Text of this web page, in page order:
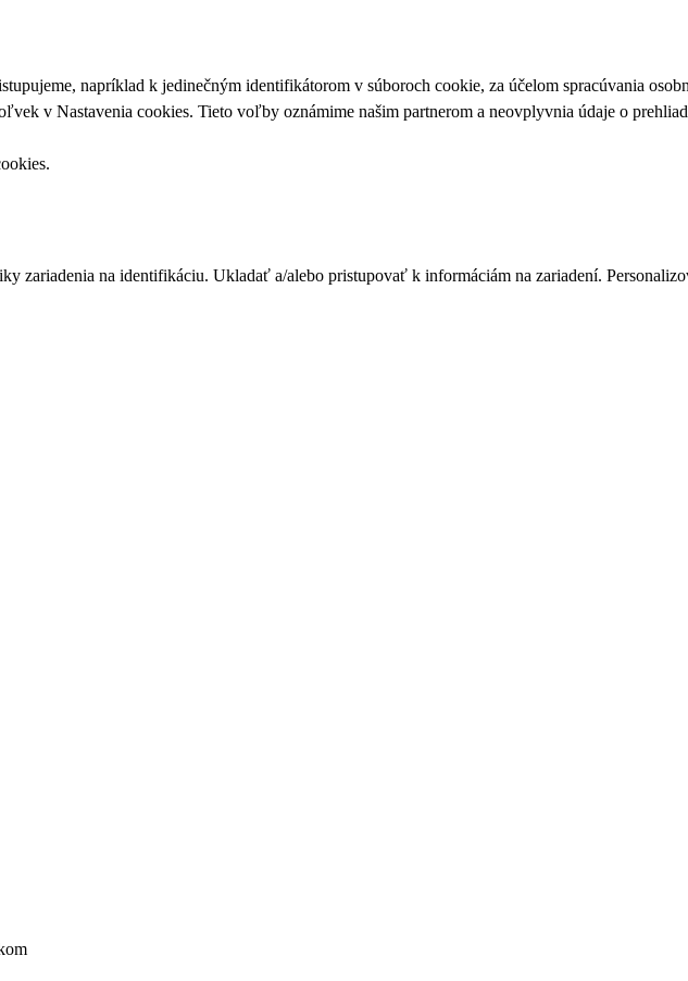
napríklad k jedinečným identifikátorom v súboroch cookie, za účelom spracúvania
v Nastavenia cookies. Tieto voľby oznámime našim partnerom a neovplyvnia údaje o
.
zariadenia na identifikáciu. Ukladať a/alebo pristupovať k informáciám na zariadení.